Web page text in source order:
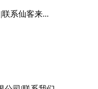
系仙客来...